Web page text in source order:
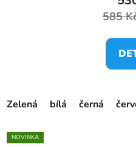
585
Zelená bílá černá
NOVINKA